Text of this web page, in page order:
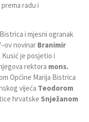
radu i
i mjesni ogranak
novinar Branimir
Kusić je posjetio i
rektora mons.
Općine Marija Bistrica
vijeća Teodorom
hrvatske Snježanom